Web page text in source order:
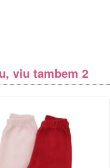
viu tambem 2